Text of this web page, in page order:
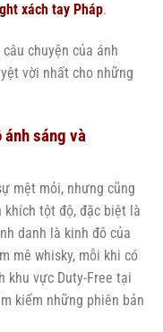
xách tay Pháp.
chuyện của ánh
vời nhất cho những
sáng và
mệt mỏi, nhưng cũng
khích tột độ, đặc biệt là
danh là kinh đô của
mê whisky, mỗi khi có
khu vực Duty-Free tại
kiếm những phiên bản